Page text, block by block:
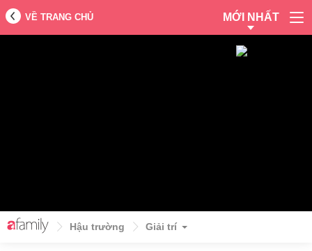
VỀ TRANG CHỦ MỚI NHẤT
Hậu trường Giải trí